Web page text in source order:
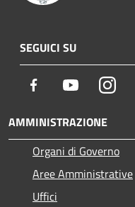
SEGUICI SU
Facebook Youtube
AMMINISTRAZIONE
Organi di Governo
Aree Amministrative
Uffici